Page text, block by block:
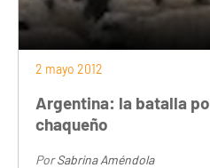
2 mayo 2012
Argentina: la batalla
chaqueño
PorSabrina Améndola